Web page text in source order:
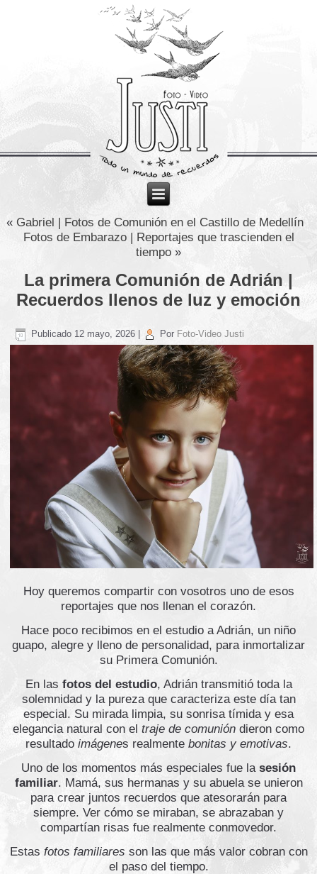
« Gabriel | Fotos de Comunión en el Castillo de Medellín
Fotos de Embarazo | Reportajes que trascienden el
tiempo »
La primera Comunión de Adrián |
Recuerdos llenos de luz y emoción
Publicado 12 mayo, 2026 Por Foto-Video Justi
Hoy queremos compartir con vosotros uno de esos
reportajes que nos llenan el corazón.
Hace poco recibimos en el estudio a Adrián, un niño
guapo, alegre y lleno de personalidad, para inmortalizar
su Primera Comunión.
En las fotos del estudio, Adrián transmitió toda la
solemnidad y la pureza que caracteriza este día tan
especial. Su mirada limpia, su sonrisa tímida y esa
elegancia natural con el traje de comunión dieron como
resultado imágenes realmente bonitas y emotivas.
Uno de los momentos más especiales fue la sesión
familiar. Mamá, sus hermanas y su abuela se unieron
para crear juntos recuerdos que atesorarán para
siempre. Ver cómo se miraban, se abrazaban y
compartían risas fue realmente conmovedor.
Estas fotos familiares son las que más valor cobran con
el paso del tiempo.